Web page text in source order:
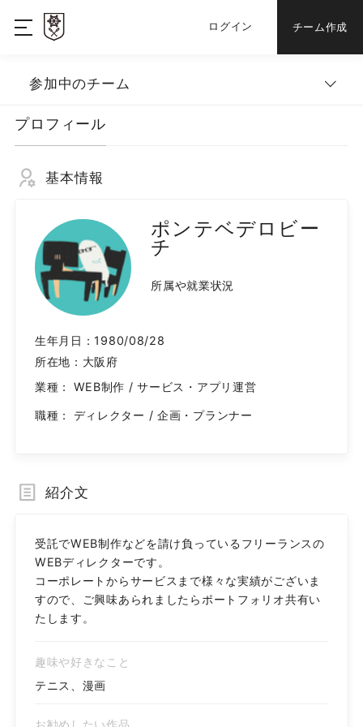
ログイン チーム作成
参加中のチーム
プロフィール
基本情報
ポンテベデロビー
チ
所属や就業状況
生年月日： 1980/08/28
所在地： 大阪府
業種：
WEB制作 / サービス・アプリ運営
職種： ディレクター / 企画・プランナー
紹介文
受託でWEB制作などを請け負っているフリーランスの
WEBディレクターです。
コーポレートからサービスまで様々な実績がございま
すので、ご興味あられましたらポートフォリオ共有い
たします。
趣味や好きなこと
テニス、漫画
お勧めしたい作品